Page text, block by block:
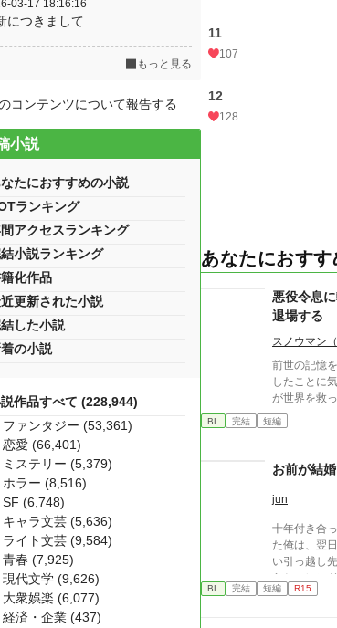
11
107
12
128
あなたにおす
悪役令息
退場する
スノウマン
前世の記憶
したことに
が世界を救
う。それを
を選んだ。
に。
BL 完結 短編
お前が結
jun
十年付き合
た俺は、翌
い引っ越し
らとフレンドリー。 年下の直人
となった志
BL 完結 短編 R15
03-17 18:16:16
につきまして
もっと見る
コンテンツについて報告する
小説
たにおすすめの小説
ランキング
アクセスランキング
小説ランキング
化作品
更新された小説
した小説
の小説
作品すべて (228,944)
ファンタジー (53,361)
恋愛 (66,401)
ミステリー (5,379)
ホラー (8,516)
SF (6,748)
キャラ文芸 (5,636)
ライト文芸 (9,584)
青春 (7,925)
現代文学 (9,626)
大衆娯楽 (6,077)
経済・企業 (437)